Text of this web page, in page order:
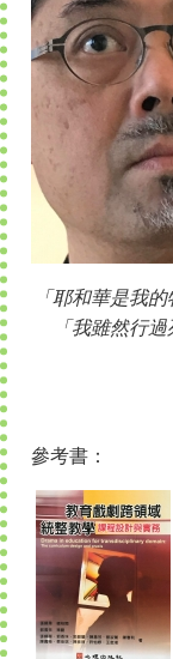
「耶和華是我
「我雖然行
參考書：